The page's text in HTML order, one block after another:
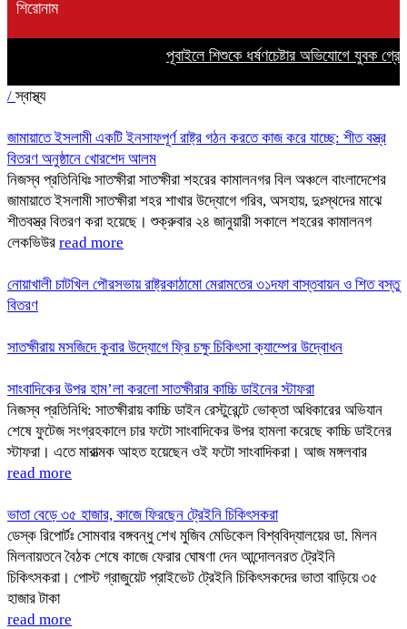
শিরোনাম
পূবাইলে শিশুকে ধর্ষণচেষ্টার অভিযোগে যুবক
/স্বাস্থ্য
জামায়াতে ইসলামী একটি ইনসাফপূর্ণ রাষ্ট্র গঠন করতে কাজ করে যাচ্ছে: শীত বস্ত্র
বিতরণ অনুষ্ঠানে খোরশেদ আলম
নিজস্ব প্রতিনিধিঃ সাতক্ষীরা সাতক্ষীরা শহরের কামালনগর বিল অঞ্চলে বাংলাদেশের
জামায়াতে ইসলামী সাতক্ষীরা শহর শাখার উদ্যোগে গরিব, অসহায়, দুঃস্থদের মাঝে
শীতবস্ত্র বিতরণ করা হয়েছে। শুক্রুবার ২৪ জানুয়ারী সকালে শহরের কামালনগ
লেকভিউর read more
নোয়াখালী চাটখিল পৌরসভায় রাষ্ট্রকাঠামো মেরামতের ৩১দফা বাস্তবায়ন ও শিত বস্তু
বিতরণ
সাতক্ষীরায় মসজিদে কুবার উদ্যোগে ফ্রি চক্ষু চিকিৎসা ক্যাম্পের উদ্বোধন
সাংবাদিকের উপর হাম’লা করলো সাতক্ষীরার কাচ্চি ডাইনের স্টাফরা
নিজস্ব প্রতিনিধি: সাতক্ষীরায় কাচ্চি ডাইন রেস্টুরেন্টে ভোক্তা অধিকারের অভিযান
শেষে ফুটেজ সংগ্রহকালে চার ফটো সাংবাদিকের উপর হামলা করেছে কাচ্চি ডাইনের
স্টাফরা। এতে মারাত্মক আহত হয়েছেন ওই ফটো সাংবাদিকরা। আজ মঙ্গলবার
read more
ভাতা বেড়ে ৩৫ হাজার, কাজে ফিরছেন ট্রেইনি চিকিৎসকরা
ডেস্ক রিপোর্টঃ সোমবার বঙ্গবন্ধু শেখ মুজিব মেডিকেল বিশ্ববিদ্যালয়ের ডা. মিলন
মিলনায়তনে বৈঠক শেষে কাজে ফেরার ঘোষণা দেন আন্দোলনরত ট্রেইনি
চিকিৎসকরা। পোস্ট গ্রাজুয়েট প্রাইভেট ট্রেইনি চিকিৎসকদের ভাতা বাড়িয়ে ৩৫
হাজার টাকা
read more